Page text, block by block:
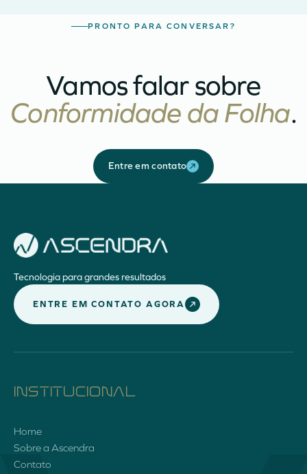
PRONTO PARA CONVERSAR?
Vamos falar sobre
Conformidade da Folha.
Entre em contato
Tecnologia para grandes resultados
ENTRE EM CONTATO AGORA
INSTITUCIONAL
Home
Sobre a Ascendra
Contato